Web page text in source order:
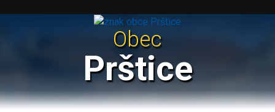
Obec
Prštice